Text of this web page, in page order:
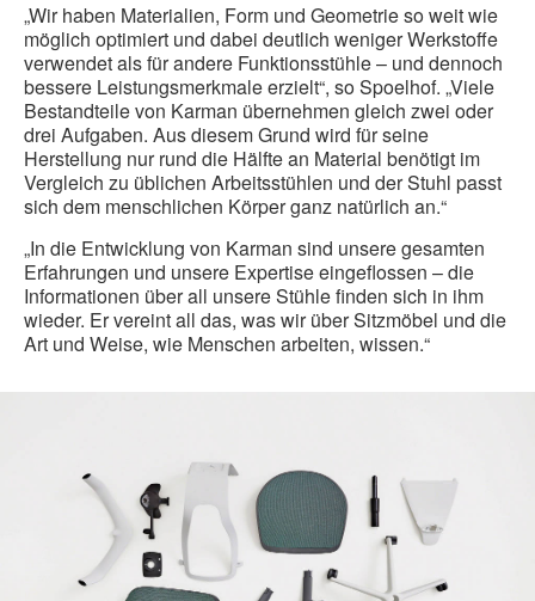
„Wir haben Materialien, Form und Geometrie so weit wie
möglich optimiert und dabei deutlich weniger Werkstoffe
verwendet als für andere Funktionsstühle – und dennoch
bessere Leistungsmerkmale erzielt“, so Spoelhof. „Viele
Bestandteile von Karman übernehmen gleich zwei oder
drei Aufgaben. Aus diesem Grund wird für seine
Herstellung nur rund die Hälfte an Material benötigt im
Vergleich zu üblichen Arbeitsstühlen und der Stuhl passt
sich dem menschlichen Körper ganz natürlich an.“
„In die Entwicklung von Karman sind unsere gesamten
Erfahrungen und unsere Expertise eingeflossen – die
Informationen über all unsere Stühle finden sich in ihm
wieder. Er vereint all das, was wir über Sitzmöbel und die
Art und Weise, wie Menschen arbeiten, wissen.“